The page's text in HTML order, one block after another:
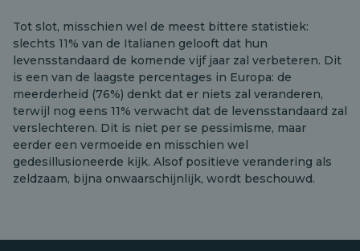
Tot slot, misschien wel de meest bittere statistiek:
slechts 11% van de Italianen gelooft dat hun
levensstandaard de komende vijf jaar zal verbeteren. Dit
is een van de laagste percentages in Europa: de
meerderheid (76%) denkt dat er niets zal veranderen,
terwijl nog eens 11% verwacht dat de levensstandaard zal
verslechteren. Dit is niet per se pessimisme, maar
eerder een vermoeide en misschien wel
gedesillusioneerde kijk. Alsof positieve verandering als
zeldzaam, bijna onwaarschijnlijk, wordt beschouwd.